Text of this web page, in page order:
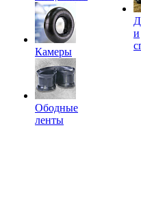
Камеры
Ободные
ленты
и